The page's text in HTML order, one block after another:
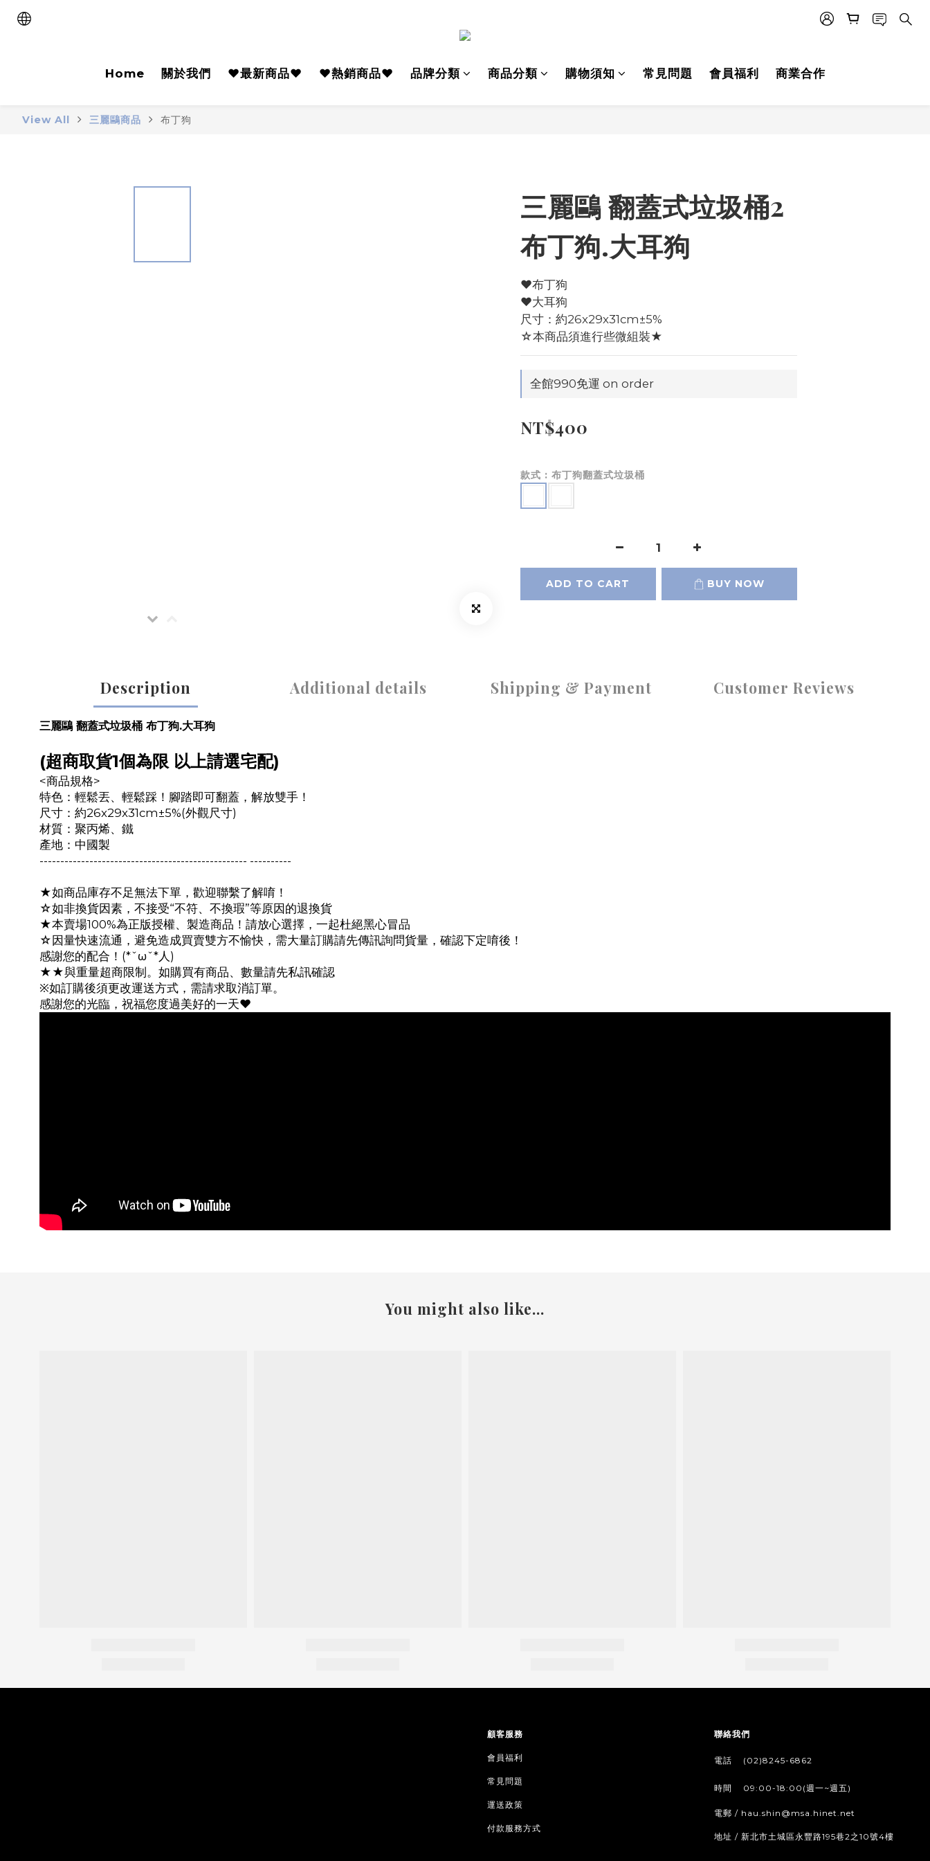
Home 關於我們 ♥️最新商品♥️ ♥熱銷商品♥ 品牌分類 商品分類 購物須知 常見問題 會員福利 商業合作
View All 三麗鷗商品 布丁狗
三麗鷗 翻蓋式垃圾桶2
布丁狗.大耳狗
♥布丁狗
♥大耳狗
尺寸：約26x29x31cm±5%
☆本商品須進行些微組裝★
全館990免運 on order
NT$400
款式 : 布丁狗翻蓋式垃圾桶
ADD TO CART BUY NOW
Description Additional details Shipping & Payment Customer Reviews
三麗鷗 翻蓋式垃圾桶 布丁狗.大耳狗
(超商取貨1個為限 以上請選宅配)
<商品規格>
特色：輕鬆丟、輕鬆踩！腳踏即可翻蓋，解放雙手！
尺寸：約26x29x31cm±5%(外觀尺寸)
材質：聚丙烯、鐵
產地：中國製
-------------------------------------------------- ----------
★如商品庫存不足無法下單，歡迎聯繫了解唷！
☆如非換貨因素，不接受“不符、不換瑕”等原因的退換貨
★本賣場100%為正版授權、製造商品！請放心選擇，一起杜絕黑心冒品
☆因量快速流通，避免造成買賣雙方不愉快，需大量訂購請先傳訊詢問貨量，確認下定唷後！
感謝您的配合！(*ˇωˇ*人)
★★與重量超商限制。如購買有商品、數量請先私訊確認
※如訂購後須更改運送方式，需請求取消訂單。
感謝您的光臨，祝福您度過美好的一天♥
You might also like...
顧客服務
會員福利
常見問題
運送政策
付款服務方式
聯絡我們
電話 (02)8245-6862
時間 09:00-18:00(週一~週五)
電郵 / hau.shin@msa.hinet.net
地址 / 新北市土城區永豐路195巷2之10號4樓